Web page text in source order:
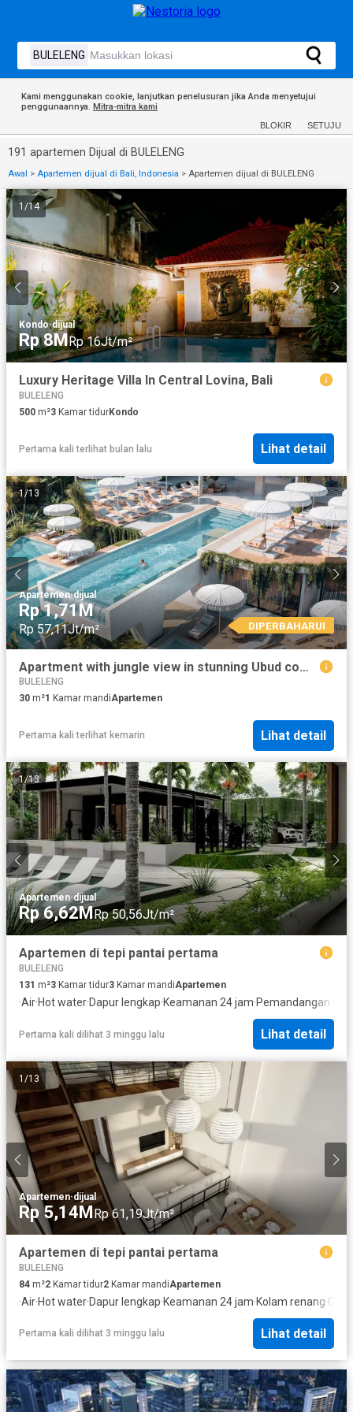
Kami menggunakan cookie, lanjutkan penelusuran jika Anda menyetujui
penggunaannya. Mitra-mitra kami
BLOKIR SETUJU
191 apartemen Dijual di BULELENG
Awal > Apartemen dijual di Bali, Indonesia > Apartemen dijual di BULELENG
1 /14
Kondo·dijual
Rp 8MRp 16Jt/m²
Luxury Heritage Villa In Central Lovina, Bali
BULELENG
500 m²3 Kamar tidurKondo
Pertama kali terlihat bulan lalu Lihat detail
1/13
Apartemen·dijual
Rp 1,71M
Rp 57,11Jt/m² DIPERBAHARUI
Apartment with jungle view in stunning Ubud complex
BULELENG
30 m²1 Kamar mandiApartemen
Pertama kali terlihat kemarin Lihat detail
1/13
Apartemen·dijual
Rp 6,62MRp 50,56Jt/m²
Apartemen di tepi pantai pertama
BULELENG
131 m²3 Kamar tidur3 Kamar mandiApartemen
·Air·Hot water·Dapur lengkap·Keamanan 24 jam·Pemandangan
Pertama kali dilihat 3 minggu lalu Lihat detail
1 /13
Apartemen·dijual
Rp 5,14MRp 61,19Jt/m²
Apartemen di tepi pantai pertama
BULELENG
84 m²2 Kamar tidur2 Kamar mandiApartemen
·Air·Hot water·Dapur lengkap·Keamanan 24 jam·Kolam renang·
Pertama kali dilihat 3 minggu lalu Lihat detail